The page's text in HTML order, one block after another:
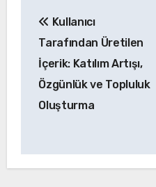
navigation
Kullanıcı
Tarafından Üretilen
İçerik: Katılım Artışı,
Özgünlük ve Topluluk
Oluşturma